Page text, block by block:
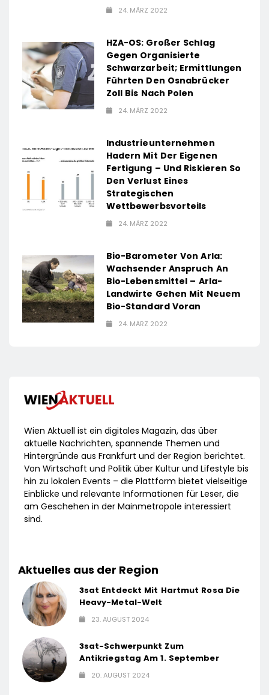
24. MÄRZ 2022
HZA-OS: Großer Schlag
Gegen Organisierte
Schwarzarbeit; Ermittlungen
Führten Den Osnabrücker
Zoll Bis Nach Polen
24. MÄRZ 2022
Industrieunternehmen
Hadern Mit Der Eigenen
Fertigung – Und Riskieren So
Den Verlust Eines
Strategischen
Wettbewerbsvorteils
24. MÄRZ 2022
Bio-Barometer Von Arla:
Wachsender Anspruch An
Bio-Lebensmittel – Arla-
Landwirte Gehen Mit Neuem
Bio-Standard Voran
24. MÄRZ 2022
Wien Aktuell ist ein digitales Magazin, das über
aktuelle Nachrichten, spannende Themen und
Hintergründe aus Frankfurt und der Region berichtet.
Von Wirtschaft und Politik über Kultur und Lifestyle bis
hin zu lokalen Events – die Plattform bietet vielseitige
Einblicke und relevante Informationen für Leser, die
am Geschehen in der Mainmetropole interessiert
sind.
Aktuelles aus der Region
3sat Entdeckt Mit Hartmut Rosa Die
Heavy-Metal-Welt
23. AUGUST 2024
3sat-Schwerpunkt Zum
Antikriegstag Am 1. September
20. AUGUST 2024